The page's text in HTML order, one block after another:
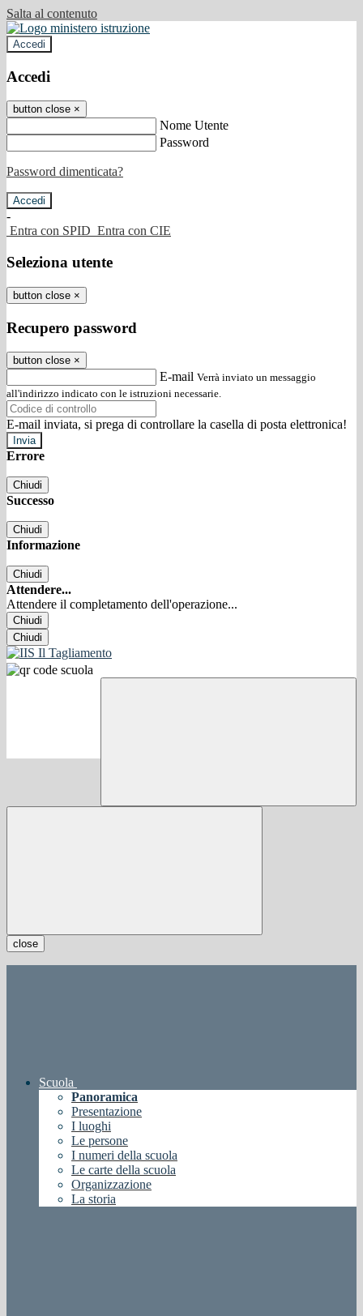
Salta al contenuto
Accedi
Accedi
button close ×
Nome Utente
Password
Password dimenticata?
-
Entra con SPID Entra con CIE
Seleziona utente
button close ×
Recupero password
button close ×
E-mail Verrà inviato un messaggio
all'indirizzo indicato con le istruzioni necessarie.
E-mail inviata, si prega di controllare la casella di posta elettronica!
Errore
Chiudi
Successo
Chiudi
Informazione
Chiudi
Attendere...
Attendere il completamento dell'operazione...
Chiudi
Chiudi
close
Scuola
Panoramica
Presentazione
I luoghi
Le persone
I numeri della scuola
Le carte della scuola
Organizzazione
La storia